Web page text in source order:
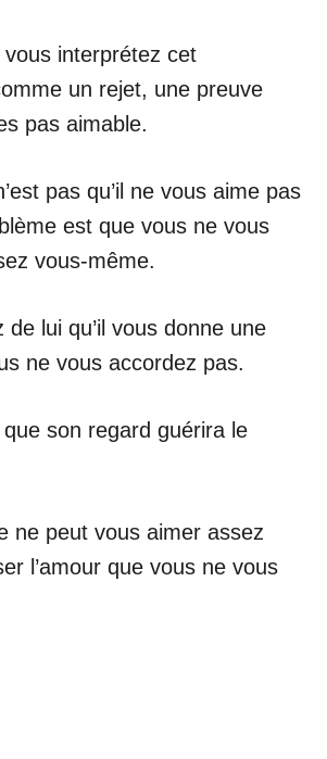
vous interprétez cet
un rejet, une preuve
pas aimable.
pas qu’il ne vous aime pas
est que vous ne vous
vous-même.
de lui qu’il vous donne une
ne vous accordez pas.
son regard guérira le
ne peut vous aimer assez
l’amour que vous ne vous